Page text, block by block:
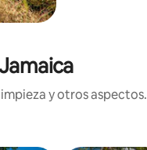
y otros aspectos.